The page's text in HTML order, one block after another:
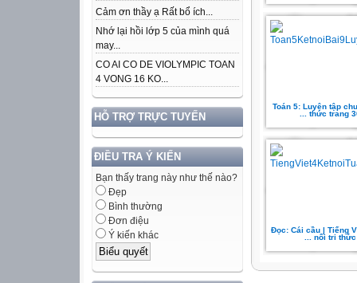
Cảm ơn thầy ạ Rất bổ ích...
Nhớ lại hồi lớp 5 của mình quá
may...
CO AI CO DE VIOLYMPIC TOAN
4 VONG 16 KO...
HỖ TRỢ TRỰC TUYẾN
ĐIỀU TRA Ý KIẾN
Bạn thấy trang này như thế nào?
Đẹp
Bình thường
Đơn điệu
Ý kiến khác
Toán 5: Luyện tập
... thức trang
Đọc: Cái cầu | Tiếng
... nối tri thức